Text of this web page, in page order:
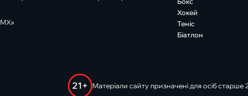
Хокей
Теніс
Біатлон
21+ Матеріали сайту призначені для осіб старше